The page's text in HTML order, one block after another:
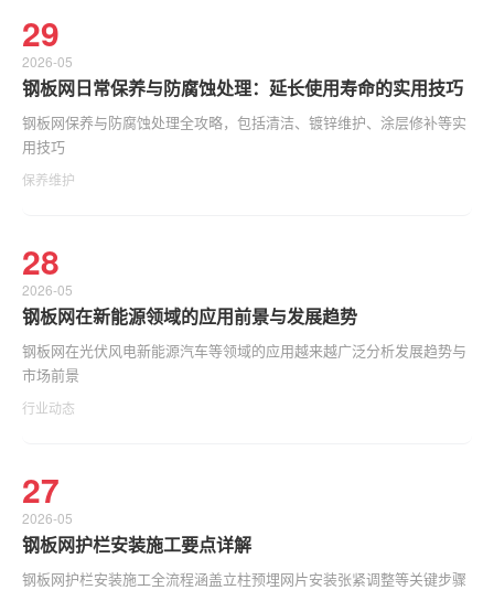
29
2026-05
钢板网日常保养与防腐蚀处理：延长使用寿命的实用技巧
钢板网保养与防腐蚀处理全攻略，包括清洁、镀锌维护、涂层修补等实
用技巧
保养维护
28
2026-05
钢板网在新能源领域的应用前景与发展趋势
钢板网在光伏风电新能源汽车等领域的应用越来越广泛分析发展趋势与
市场前景
行业动态
27
2026-05
钢板网护栏安装施工要点详解
钢板网护栏安装施工全流程涵盖立柱预埋网片安装张紧调整等关键步骤